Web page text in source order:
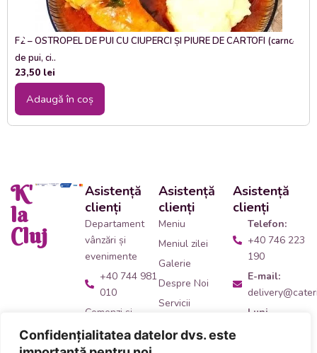
Confidențialitatea datelor dvs. este
F2 – OSTROPEL DE PUI CU CIUPERCI ȘI PIURE DE CARTOFI (carne
de pui, ci..
23,50 lei
Adaugă în coș
K'
la
Cluj
Asistență
clienți
Departament
vânzări și
evenimente
+40 744 981
010
Comenzi și
livrări catering
+40 746 223
Asistență
clienți
Meniu
Meniul zilei
Galerie
Despre Noi
Servicii
Asistență
clienți
Telefon:
+40 746 223
190
E-mail:
Luni -